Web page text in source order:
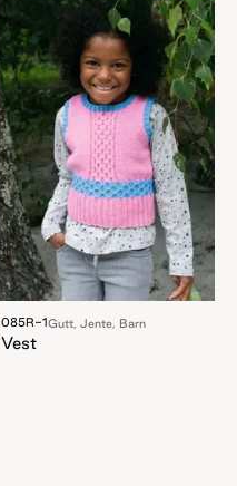
085R-1Gutt, Jente, Barn
Vest